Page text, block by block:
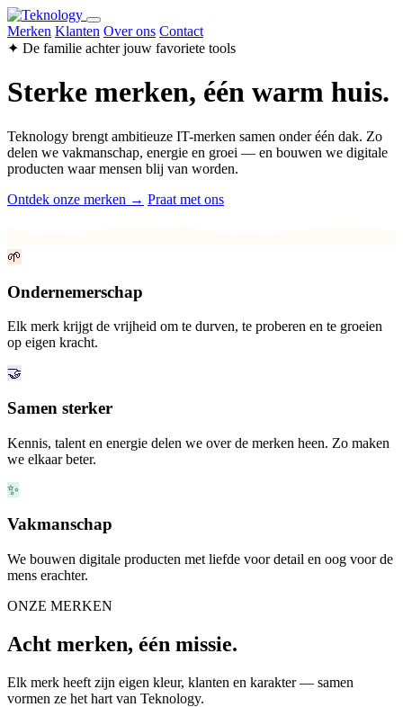
Merken Klanten Over ons Contact
✦ De familie achter jouw favoriete tools
Sterke merken, één warm huis.
Teknology brengt ambitieuze IT-merken samen onder één dak. Zo
delen we vakmanschap, energie en groei — en bouwen we digitale
producten waar mensen blij van worden.
Ontdek onze merken → Praat met ons
🌱
Ondernemerschap
Elk merk krijgt de vrijheid om te durven, te proberen en te groeien
op eigen kracht.
🤝
Samen sterker
Kennis, talent en energie delen we over de merken heen. Zo maken
we elkaar beter.
✨
Vakmanschap
We bouwen digitale producten met liefde voor detail en oog voor de
mens erachter.
ONZE MERKEN
Acht merken, één missie.
Elk merk heeft zijn eigen kleur, klanten en karakter — samen
vormen ze het hart van Teknology.